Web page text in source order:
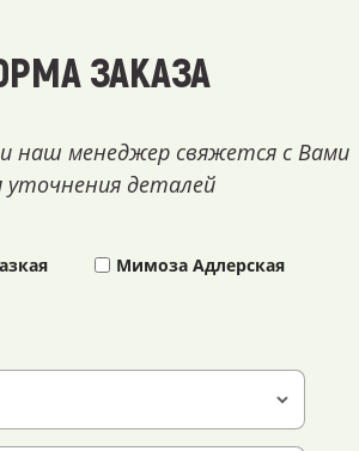
ЗАКАЗА
наш менеджер свяжется с Вами
уточнения деталей
Мимоза Адлерская